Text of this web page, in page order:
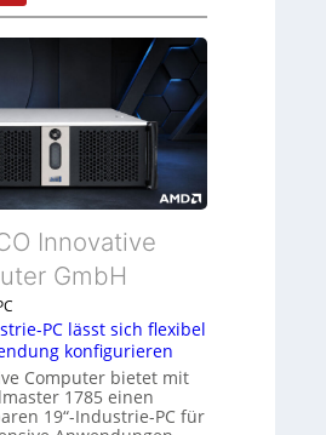
D
r
k
a
u
s
g
l
e
i
c
h
e
l
Innovative
GmbH
PC lässt sich flexibel
konfigurieren
Computer bietet mit
1785 einen
19“-Industrie-PC für